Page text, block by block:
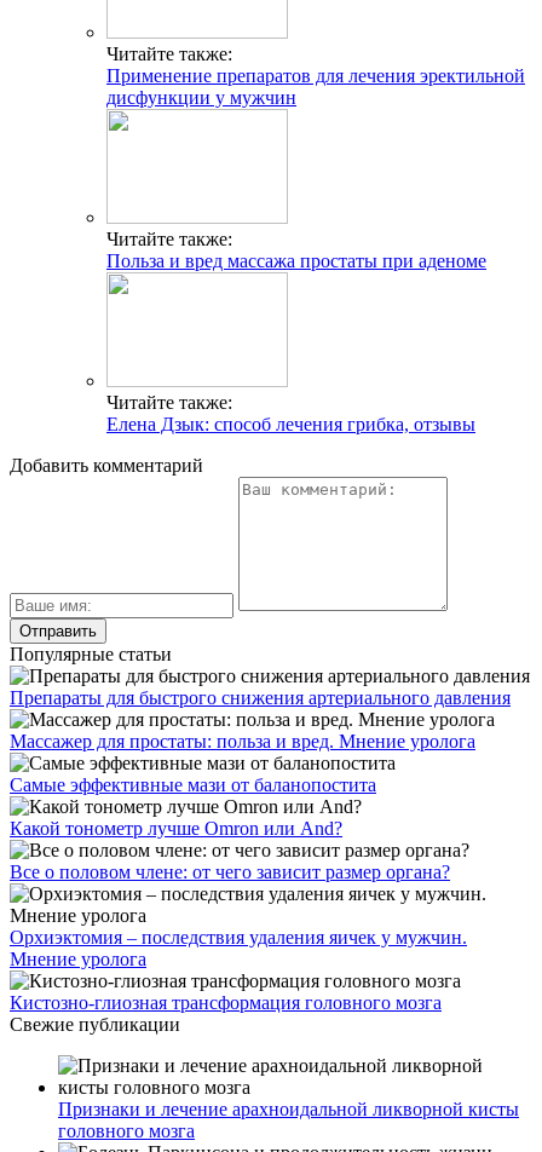
Читайте также:
Применение препаратов для лечения эректильной
дисфункции у мужчин
Читайте также:
Польза и вред массажа простаты при аденоме
Читайте также:
Елена Дзык: способ лечения грибка, отзывы
Добавить комментарий
Популярные статьи
Препараты для быстрого снижения артериального давления
Массажер для простаты: польза и вред. Мнение уролога
Самые эффективные мази от баланопостита
Какой тонометр лучше Omron или And?
Все о половом члене: от чего зависит размер органа?
Орхиэктомия – последствия удаления яичек у мужчин.
Мнение уролога
Кистозно-глиозная трансформация головного мозга
Свежие публикации
Признаки и лечение арахноидальной ликворной кисты
головного мозга